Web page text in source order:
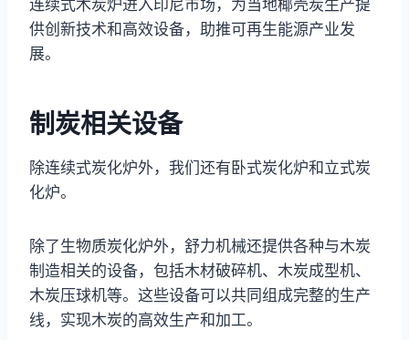
连续式木炭炉进入印尼市场，为当地椰壳炭生产提
供创新技术和高效设备，助推可再生能源产业发
展。
制炭相关设备
除连续式炭化炉外，我们还有卧式炭化炉和立式炭
化炉。
除了生物质炭化炉外，舒力机械还提供各种与木炭
制造相关的设备，包括木材破碎机、木炭成型机、
木炭压球机等。这些设备可以共同组成完整的生产
线，实现木炭的高效生产和加工。